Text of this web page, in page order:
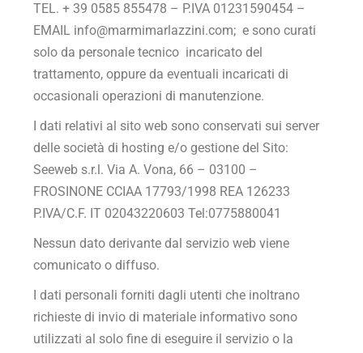
TEL. + 39 0585 855478 – P.IVA 01231590454 –
EMAIL info@marmimarlazzini.com; e sono curati
solo da personale tecnico incaricato del
trattamento, oppure da eventuali incaricati di
occasionali operazioni di manutenzione.
I dati relativi al sito web sono conservati sui server
delle società di hosting e/o gestione del Sito:
Seeweb s.r.l. Via A. Vona, 66 – 03100 –
FROSINONE CCIAA 17793/1998 REA 126233
P.IVA/C.F. IT 02043220603 Tel:0775880041
Nessun dato derivante dal servizio web viene
comunicato o diffuso.
I dati personali forniti dagli utenti che inoltrano
richieste di invio di materiale informativo sono
utilizzati al solo fine di eseguire il servizio o la